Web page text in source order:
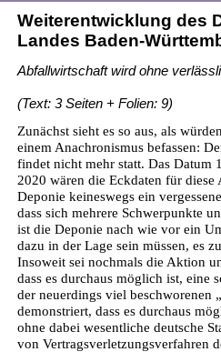
Weiterentwicklung des
Landes Baden-
Abfallwirtschaft wird ohne
(Text: 3 Seiten + Folien: 9)
Zunächst sieht es so aus, als
einem Anachronismus befassen:
findet nicht mehr statt. Das Datum
2020 wären die Eckdaten für diese
Deponie keineswegs ein
dass sich mehrere Schwerpunkte
ist die Deponie nach wie vor ein
dazu in der Lage sein müssen, es
Insoweit sei nochmals die Aktion
dass es durchaus möglich ist, eine
der neuerdings viel beschworenen
demonstriert, dass es durchaus
ohne dabei wesentliche deutsche
von Vertragsverletzungsverfahren